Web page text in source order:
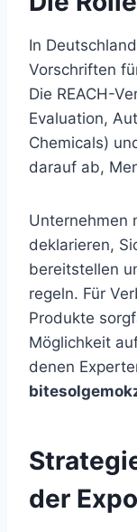
In
Vorschriften
Die REACH-
Evaluation,
Chemicals)
darauf ab,
Unternehmen
deklarieren,
bereitstellen
regeln. Für
Produkte
Möglichkeit
denen
der